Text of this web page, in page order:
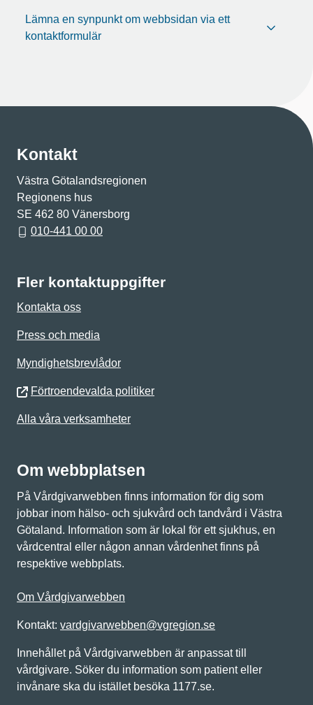
Lämna en synpunkt om webbsidan via ett
kontaktformulär
Kontakt
Västra Götalandsregionen
Regionens hus
SE 462 80 Vänersborg
010-441 00 00
Fler kontaktuppgifter
Kontakta oss
Press och media
Myndighetsbrevlådor
Förtroendevalda politiker
Alla våra verksamheter
Om webbplatsen
På Vårdgivarwebben finns information för dig som
jobbar inom hälso- och sjukvård och tandvård i Västra
Götaland. Information som är lokal för ett sjukhus, en
vårdcentral eller någon annan vårdenhet finns på
respektive webbplats.
Om Vårdgivarwebben
Kontakt: vardgivarwebben@vgregion.se
Innehållet på Vårdgivarwebben är anpassat till
vårdgivare. Söker du information som patient eller
invånare ska du istället besöka 1177.se.